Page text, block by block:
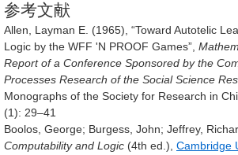
参考文献
Allen, Layman E. (1965), “Toward Autotelic
Logic by the WFF 'N PROOF Games”,
Report of a Conference Sponsored by the
Processes Research of the Social Science
Monographs of the Society for Research in
(1): 29–41
Boolos, George; Burgess, John; Jeffrey,
Computability and Logic (4th ed.), Cambridge